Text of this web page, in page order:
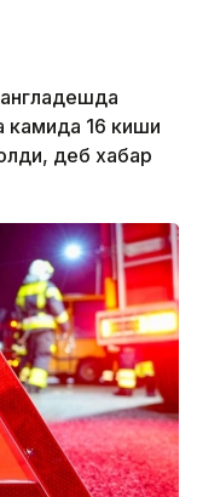
камида 16 киши
деб хабар